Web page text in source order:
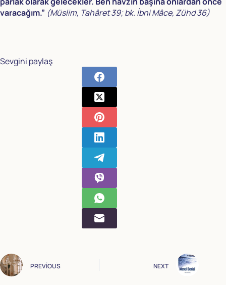
varacağım.” (Müslim, Tahâret 39; bk. İbni Mâce, Zühd 36)
Sevgini paylaş
PREVIOUS NEXT